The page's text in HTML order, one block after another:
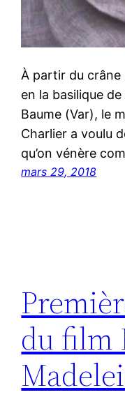
À partir du crâne
en la basilique
Baume (Var), le
Charlier a voulu
qu’on vénère
mars 29, 2018
du film